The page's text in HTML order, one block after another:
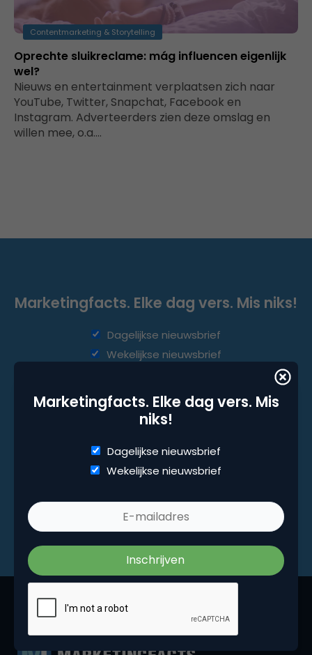
Contentmarketing & Storytelling
Oprechte sluikreclame: mág influencen eigenlijk
wel?
Nieuws en entertainment verplaatsen zich naar
YouTube, Twitter, Snapchat, Facebook en
Instagram. Adverteerders zien deze omslag en
willen mee, o.a.…
Marketingfacts. Elke dag vers. Mis
niks!
Dagelijkse nieuwsbrief
Wekelijkse nieuwsbrief
Marketingfacts. Elke dag vers. Mis niks!
Dagelijkse nieuwsbrief
Wekelijkse nieuwsbrief